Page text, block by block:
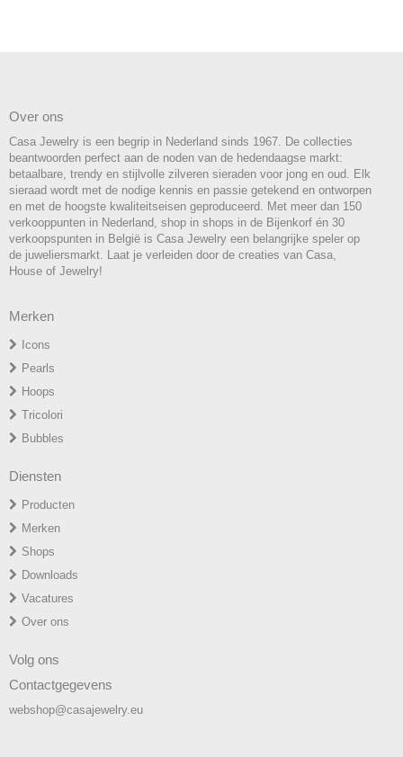
Over ons
Casa Jewelry is een begrip in Nederland sinds 1967. De collecties
beantwoorden perfect aan de noden van de hedendaagse markt:
betaalbare, trendy en stijlvolle zilveren sieraden voor jong en oud. Elk
sieraad wordt met de nodige kennis en passie getekend en ontworpen
en met de hoogste kwaliteitseisen geproduceerd. Met meer dan 150
verkooppunten in Nederland, shop in shops in de Bijenkorf én 30
verkoopspunten in België is Casa Jewelry een belangrijke speler op
de juweliersmarkt. Laat je verleiden door de creaties van Casa,
House of Jewelry!
Merken
Icons
Pearls
Hoops
Tricolori
Bubbles
Diensten
Producten
Merken
Shops
Downloads
Vacatures
Over ons
Volg ons
Contactgegevens
webshop@casajewelry.eu